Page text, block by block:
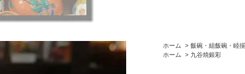
ホーム > 飯碗・組飯碗・睦揃
ホーム
> 九谷焼銀彩